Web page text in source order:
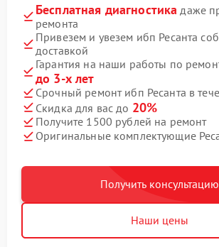
Бесплатная диагностика даже
ремонта
Привезем и увезем ибп Ресанта
доставкой
Гарантия на наши работы по
до 3-х лет
Срочный ремонт ибп Ресанта в
Скидка для вас до 20%
Получите 1500 рублей на ремонт
Оригинальные комплектующие
Получить консультацию
Наши цены